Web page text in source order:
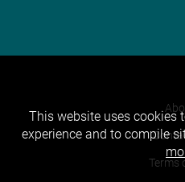
Terms
This website uses cookies
experience and to compile